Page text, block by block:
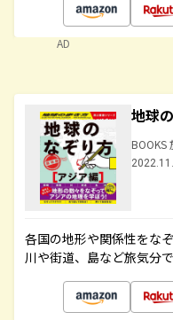
AD
地球
BOOKS
各国の地形や関係性をな
川や街道、島など旅気分